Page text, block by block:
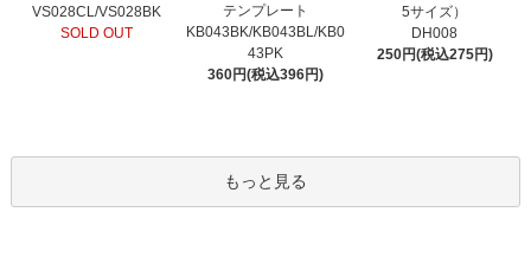
VS028CL/VS028BK
SOLD OUT
テンプレート
KB043BK/KB043BL/KB0
43PK
360円(税込396円)
5サイズ）
DH008
250円(税込275円)
もっと見る